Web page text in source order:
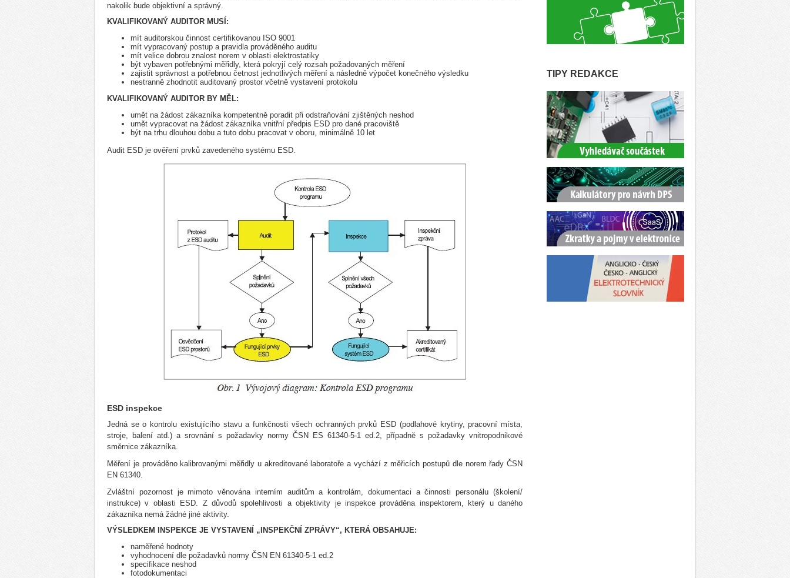
nakolik bude objektivní a správný.
KVALIFIKOVANÝ AUDITOR MUSÍ:
mít auditorskou činnost certifikovanou ISO 9001
mít vypracovaný postup a pravidla prováděného auditu
mít velice dobrou znalost norem v oblasti elektrostatiky
být vybaven potřebnými měřidly, která pokryjí celý rozsah požadovaných měření
zajistit správnost a potřebnou četnost jednotlivých měření a následně výpočet konečného výsledku
nestranně zhodnotit auditovaný prostor včetně vystavení protokolu
KVALIFIKOVANÝ AUDITOR BY MĚL:
umět na žádost zákazníka kompetentně poradit při odstraňování zjištěných neshod
umět vypracovat na žádost zákazníka vnitřní předpis ESD pro dané pracoviště
být na trhu dlouhou dobu a tuto dobu pracovat v oboru, minimálně 10 let
Audit ESD je ověření prvků zavedeného systému ESD.
ESD inspekce
Jedná se o kontrolu existujícího stavu a funkčnosti všech ochranných prvků ESD (podlahové krytiny, pracovní místa,
stroje, balení atd.) a srovnání s požadavky normy ČSN ES 61340-5-1 ed.2, případně s požadavky vnitropodnikové
směrnice zákazníka.
Měření je prováděno kalibrovanými měřidly u akreditované laboratoře a vychází z měřicích postupů dle norem řady ČSN
EN 61340.
Zvláštní pozornost je mimoto věnována interním auditům a kontrolám, dokumentaci a činnosti personálu (školení/
instrukce) v oblasti ESD. Z důvodů spolehlivosti a objektivity je inspekce prováděna inspektorem, který u daného
zákazníka nemá žádné jiné aktivity.
VÝSLEDKEM INSPEKCE JE VYSTAVENÍ „INSPEKČNÍ ZPRÁVY“, KTERÁ OBSAHUJE:
naměřené hodnoty
vyhodnocení dle požadavků normy ČSN EN 61340-5-1 ed.2
specifikace neshod
fotodokumentaci
TIPY REDAKCE